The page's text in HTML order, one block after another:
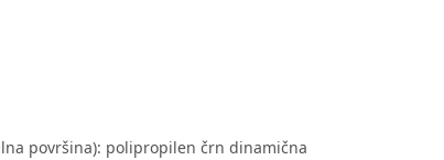
površina): polipropilen črn dinamična